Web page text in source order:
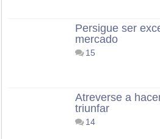
Persigue ser
mercado
15
Atreverse a
triunfar
14